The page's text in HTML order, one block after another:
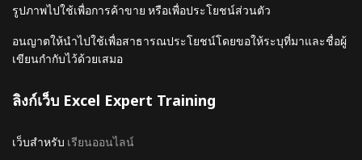
รูปภาพไปใช้เพื่อการค้าขาย หรือเพื่อประโยชน์ส่วนตัว
อนญาตให้นำไปใช้เพื่อสาธารณประโยชน์โดยขอให้ระบุที่มาและชื่อผู้
เขียนกำกับไว้ด้วยเสมอ
ลิงก์เว็บ Excel Expert Training
เว็บสำหรับ เรียนออนไลน์